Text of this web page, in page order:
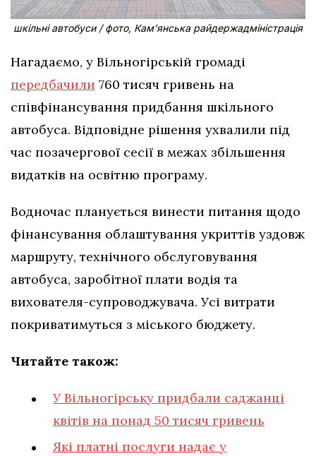
шкільні автобуси / фото, Кам’янська райдержадміністрація
Нагадаємо, у Вільногірській громаді
передбачили 760 тисяч гривень на
співфінансування придбання шкільного
автобуса. Відповідне рішення ухвалили під
час позачергової сесії в межах збільшення
видатків на освітню програму.
Водночас планується винести питання щодо
фінансування облаштування укриттів уздовж
маршруту, технічного обслуговування
автобуса, заробітної плати водія та
вихователя-супроводжувача. Усі витрати
покриватимуться з міського бюджету.
Читайте також:
У Вільногірську придбали саджанці
квітів на понад 50 тисяч гривень
Які платні послуги надає у